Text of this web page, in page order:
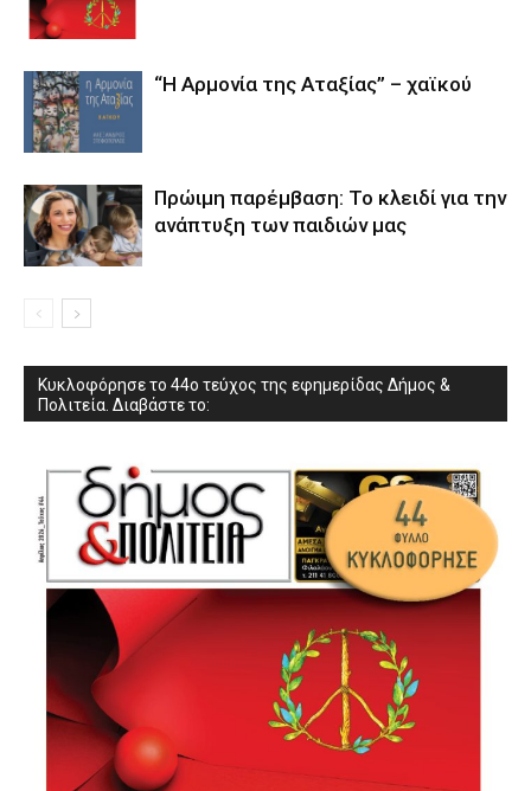
“Η Αρμονία της Αταξίας” – χαϊκού
Πρώιμη παρέμβαση: Το κλειδί για την
ανάπτυξη των παιδιών µας
Κυκλοφόρησε το 44ο τεύχος της εφημερίδας Δήμος &
Πολιτεία. Διαβάστε το: